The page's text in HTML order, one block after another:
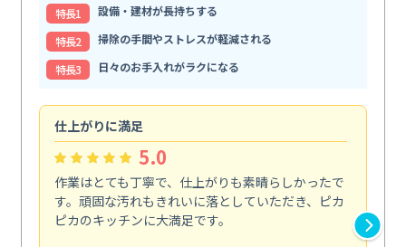
特⻑1
設備・建材が長持ちする
特⻑2
掃除の手間やストレスが軽減される
特⻑3
日々のお手入れがラクになる
仕上がりに満足
5.0
作業はとても丁寧で、仕上がりも素晴らしかったで
す。頑固な汚れもきれいに落としていただき、ピカ
ピカのキッチンに大満足です。